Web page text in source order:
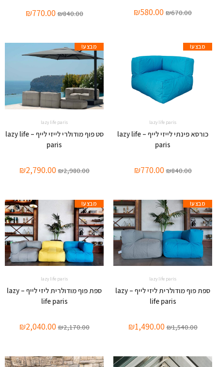
₪670.00
₪580.00
₪840.00
₪770.00
מבצע!
lazy life paris
כורסא פינתי לייזי לייף – lazy life
paris
₪840.00
₪770.00
מבצע!
lazy life paris
סט פוף מודולרי לייזי לייף – lazy life
paris
₪2,980.00
₪2,790.00
מבצע!
lazy life paris
ספת פוף מודולרית ליזי לייף – lazy
life paris
₪1,540.00
₪1,490.00
מבצע!
lazy life paris
ספת פוף מודולרית ליזי לייף – lazy
life paris
₪2,170.00
₪2,040.00